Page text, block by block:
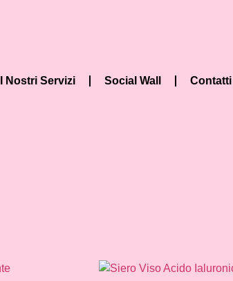
I Nostri Servizi Social Wall Contatti